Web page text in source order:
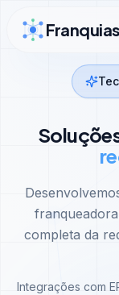
Franquias
completa da
Integrações com